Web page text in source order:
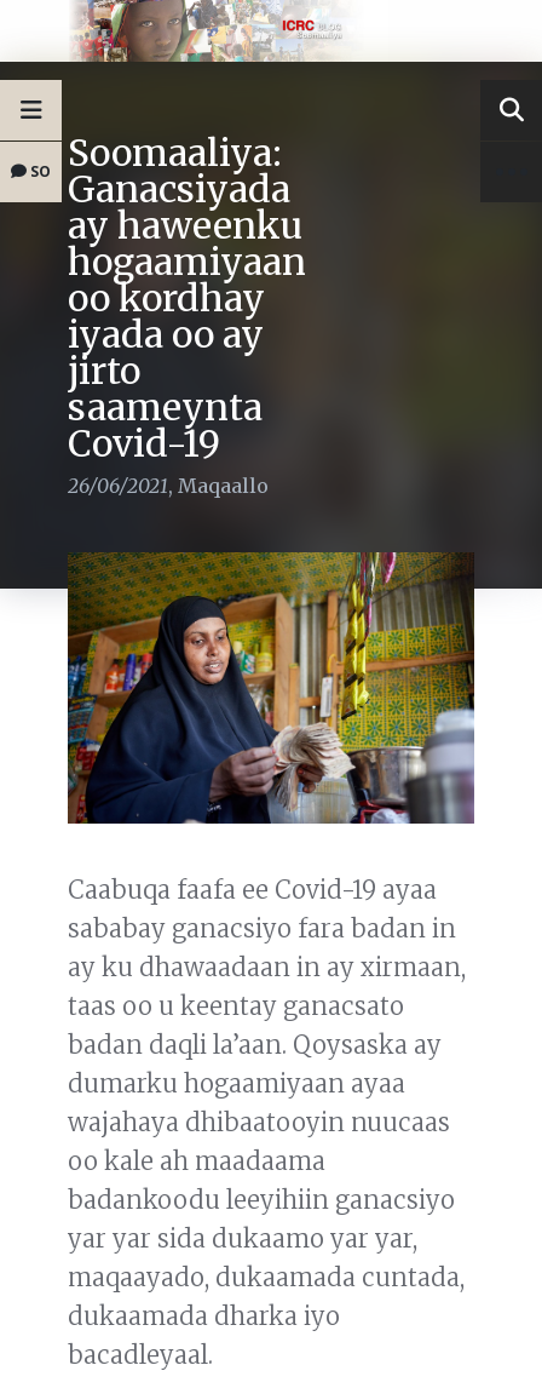
SO Soomaaliya:
Ganacsiyada
ay haweenku
hogaamiyaan
oo kordhay
iyada oo ay
jirto
saameynta
Covid-19
26/06/2021, Maqaallo
Caabuqa faafa ee Covid-19 ayaa
sababay ganacsiyo fara badan in
ay ku dhawaadaan in ay xirmaan,
taas oo u keentay ganacsato
badan daqli la’aan. Qoysaska ay
dumarku hogaamiyaan ayaa
wajahaya dhibaatooyin nuucaas
oo kale ah maadaama
badankoodu leeyihiin ganacsiyo
yar yar sida dukaamo yar yar,
maqaayado, dukaamada cuntada,
dukaamada dharka iyo
bacadleyaal.